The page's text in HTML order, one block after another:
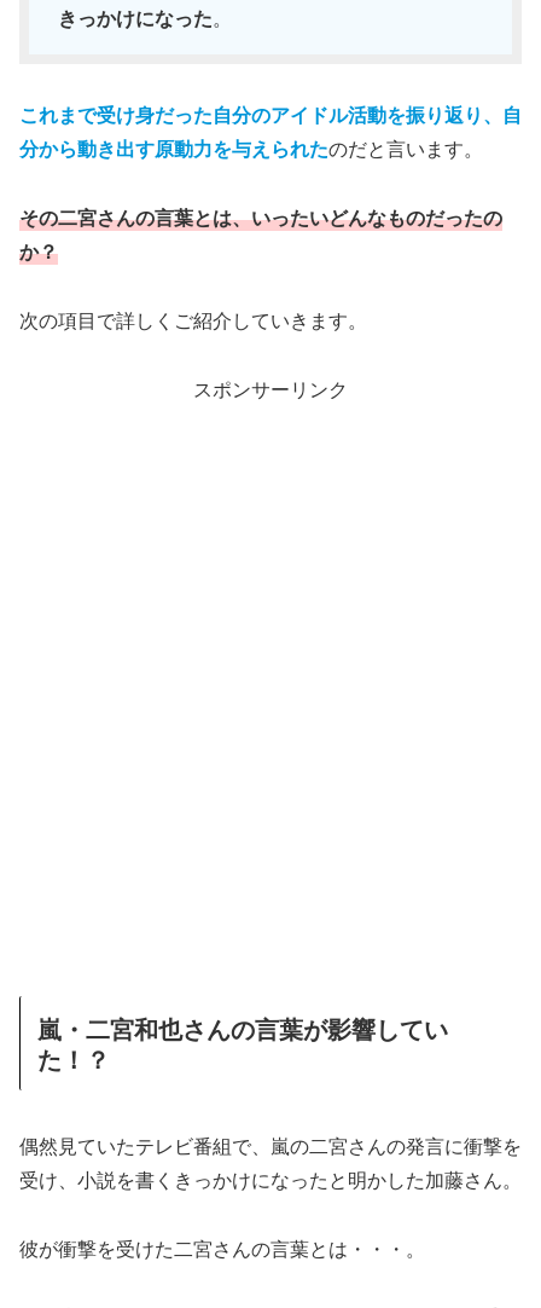
きっかけになった。
これまで受け身だった自分のアイドル活動を振り返り、自
分から動き出す原動力を与えられたのだと言います。
その二宮さんの言葉とは、いったいどんなものだったの
か？
次の項目で詳しくご紹介していきます。
スポンサーリンク
嵐・二宮和也さんの言葉が影響してい
た！？
偶然見ていたテレビ番組で、嵐の二宮さんの発言に衝撃を
受け、小説を書くきっかけになったと明かした加藤さん。
彼が衝撃を受けた二宮さんの言葉とは・・・。